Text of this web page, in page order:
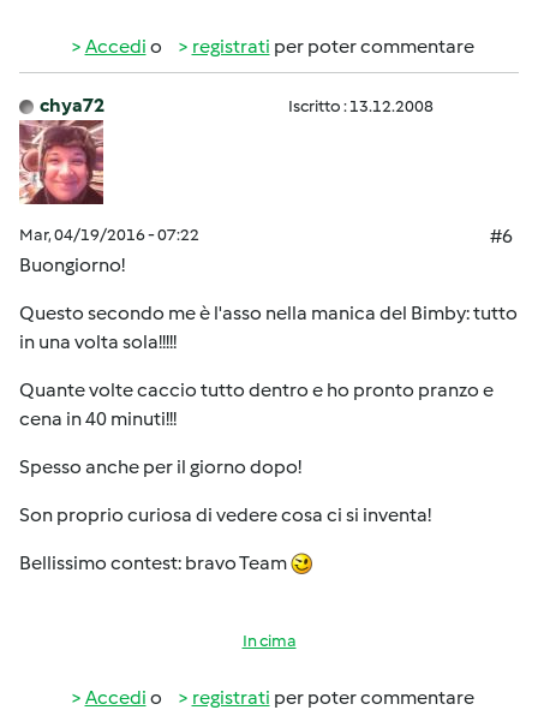
Accedi o registrati per poter commentare
chya72 Iscritto : 13.12.2008
Mar, 04/19/2016 - 07:22
#6
Buongiorno!
Questo secondo me è l'asso nella manica del Bimby: tutto
in una volta sola!!!!!
Quante volte caccio tutto dentro e ho pronto pranzo e
cena in 40 minuti!!!
Spesso anche per il giorno dopo!
Son proprio curiosa di vedere cosa ci si inventa!
Bellissimo contest: bravo Team
In cima
Accedi o registrati per poter commentare